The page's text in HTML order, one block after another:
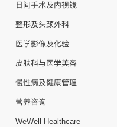
日间手术及内视镜
整形及头颈外科
医学影像及化验
皮肤科与医学美容
慢性病及健康管理
营养咨询
WeWell Healthcare